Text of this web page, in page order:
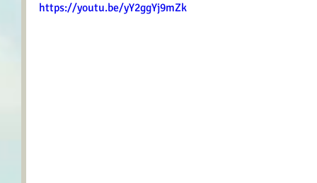
https://youtu.be/yY2ggYj9mZk